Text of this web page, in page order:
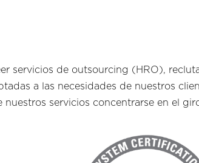
servicios de outsourcing (HRO),
a las necesidades de nuestros
servicios concentrarse en el